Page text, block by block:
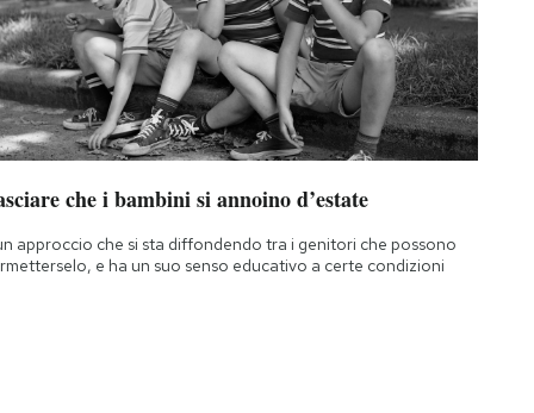
che i bambini si annoino d’estate
approccio che si sta diffondendo tra i genitori che possono
e ha un suo senso educativo a certe condizioni